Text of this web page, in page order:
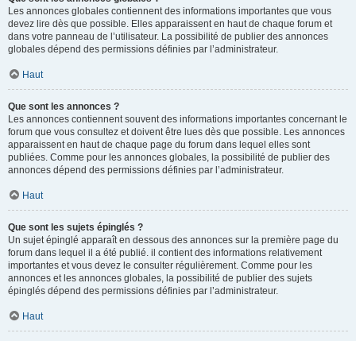
Les annonces globales contiennent des informations importantes que vous
devez lire dès que possible. Elles apparaissent en haut de chaque forum et
dans votre panneau de l’utilisateur. La possibilité de publier des annonces
globales dépend des permissions définies par l’administrateur.
Haut
Que sont les annonces ?
Les annonces contiennent souvent des informations importantes concernant le
forum que vous consultez et doivent être lues dès que possible. Les annonces
apparaissent en haut de chaque page du forum dans lequel elles sont
publiées. Comme pour les annonces globales, la possibilité de publier des
annonces dépend des permissions définies par l’administrateur.
Haut
Que sont les sujets épinglés ?
Un sujet épinglé apparaît en dessous des annonces sur la première page du
forum dans lequel il a été publié. il contient des informations relativement
importantes et vous devez le consulter régulièrement. Comme pour les
annonces et les annonces globales, la possibilité de publier des sujets
épinglés dépend des permissions définies par l’administrateur.
Haut